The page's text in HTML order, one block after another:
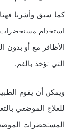
كما سبق وأشرنا
استخدام
الأظافر مع أو بدون
التي تؤخذ بالفم.
ويمكن أن يقوم
للعلاج الموضعي
المستحضرات